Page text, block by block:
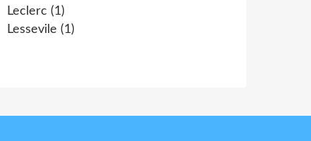
Leclerc (1)
Lessevile (1)